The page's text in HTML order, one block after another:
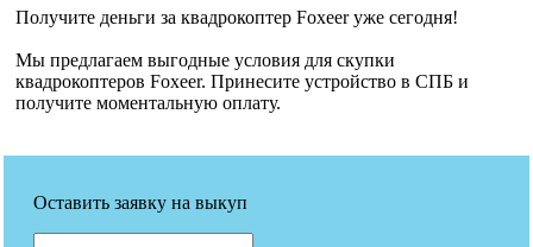
Получите деньги за квадрокоптер Foxeer уже сегодня!
Мы предлагаем выгодные условия для скупки
квадрокоптеров Foxeer. Принесите устройство в СПБ и
получите моментальную оплату.
Оставить заявку на выкуп